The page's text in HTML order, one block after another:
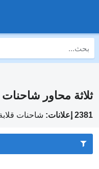
ثلاثة محاور شاحنات
2381 إعلانات: شاحنات